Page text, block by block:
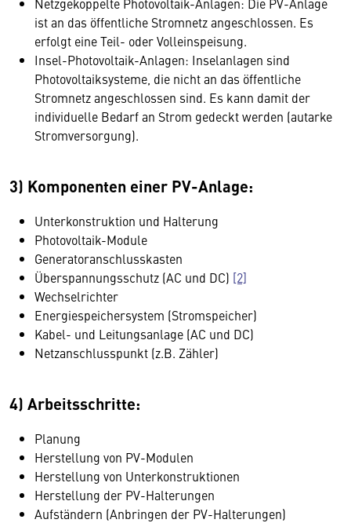
ist an das öffentliche Stromnetz angeschlossen. Es
erfolgt eine Teil- oder Volleinspeisung.
Insel-Photovoltaik-Anlagen: Inselanlagen sind
Photovoltaiksysteme, die nicht an das öffentliche
Stromnetz angeschlossen sind. Es kann damit der
individuelle Bedarf an Strom gedeckt werden (autarke
Stromversorgung).
3) Komponenten einer PV-Anlage:
Unterkonstruktion und Halterung
Photovoltaik-Module
Generatoranschlusskasten
Überspannungsschutz (AC und DC) [2]
Wechselrichter
Energiespeichersystem (Stromspeicher)
Kabel- und Leitungsanlage (AC und DC)
Netzanschlusspunkt (z.B. Zähler)
4) Arbeitsschritte:
Planung
Herstellung von PV-Modulen
Herstellung von Unterkonstruktionen
Herstellung der PV-Halterungen
Aufständern (Anbringen der PV-Halterungen)